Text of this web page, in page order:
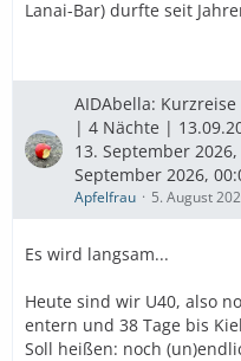
Lanai-Bar) durfte seit
AIDAbella:
| 4 Nächte |
13. September
September 2026,
Apfelfrau 5. August
Es wird langsam...
Heute sind wir U40, also
entern und 38 Tage bis
Soll heißen: noch